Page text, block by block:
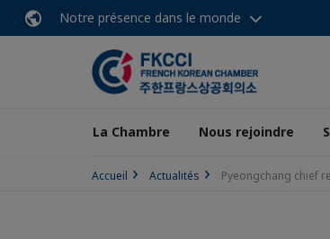
Notre présence dans le monde
La Chambre Nous rejoindre
Accueil Actualités Pyeongchang chief